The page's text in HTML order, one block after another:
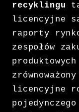
recyklingu
licencyjne
raporty
zespołów
licencyjne